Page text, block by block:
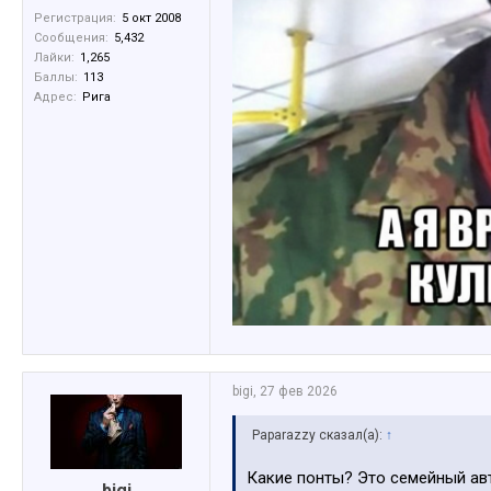
Регистрация: 5 окт 2008
Сообщения: 5,432
Лайки: 1,265
Баллы: 113
Адрес:
Рига
bigi 27 фев 2026
Paparazzy сказал(а): ↑
Какие понты? Это семейный